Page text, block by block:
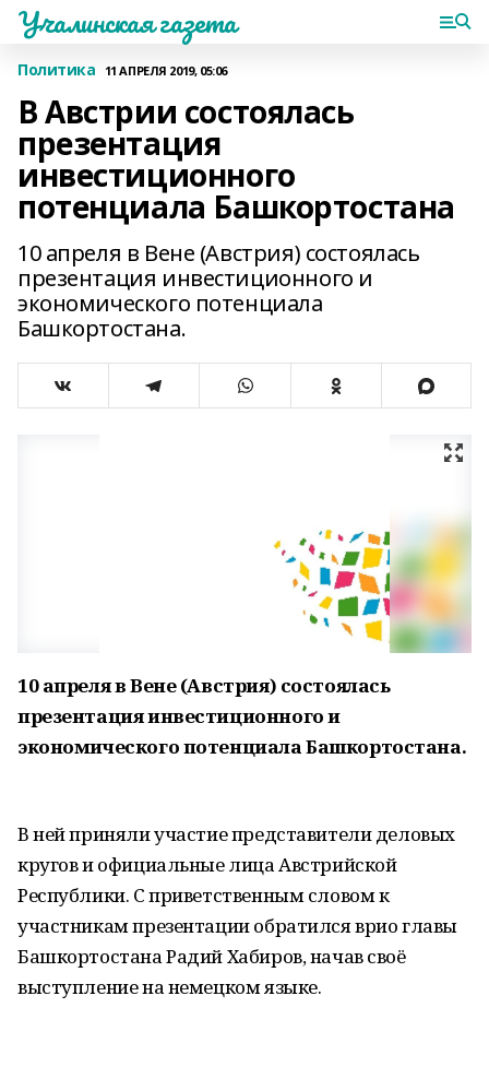
Учалинская газета
Политика 11 АПРЕЛЯ 2019, 05:06
В Австрии состоялась
презентация
инвестиционного
потенциала Башкортостана
10 апреля в Вене (Австрия) состоялась
презентация инвестиционного и
экономического потенциала
Башкортостана.
10 апреля в Вене (Австрия) состоялась
презентация инвестиционного и
экономического потенциала Башкортостана.
В ней приняли участие представители деловых
кругов и официальные лица Австрийской
Республики. С приветственным словом к
участникам презентации обратился врио главы
Башкортостана Радий Хабиров, начав своё
выступление на немецком языке.